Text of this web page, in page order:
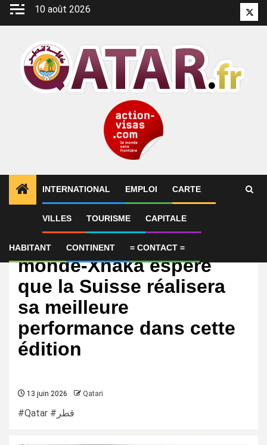
Aller
10 août 2026
INTERNATIONAL EMPLOI CARTE
VILLES TOURISME CAPITALE
HABITANT CONTINENT = CONTACT =
International
Football/Coupe du
monde-Xhaka espère
que la Suisse réalisera
sa meilleure
performance dans cette
édition
13 juin 2026 Qatari
#Qatar #قطر